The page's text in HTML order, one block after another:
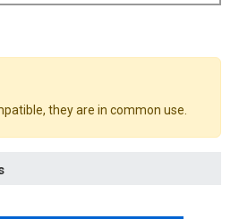
they are in common use.